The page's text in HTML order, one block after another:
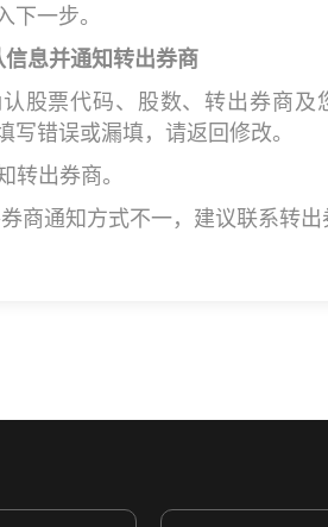
下一步。
信息并通知转出券商
认股票代码、股数、转出券商
写错误或漏填，请返回修改。
转出券商。
商通知方式不一，建议联系转出